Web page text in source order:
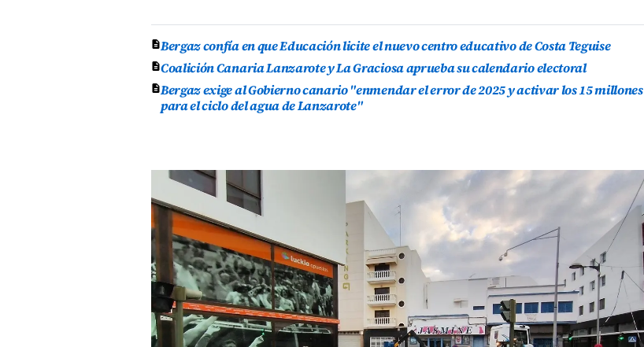
Bergaz confía en que Educación licite el nuevo centro educativo de Costa Teguise
Coalición Canaria Lanzarote y La Graciosa aprueba su calendario electoral
Bergaz exige al Gobierno canario "enmendar el error de 2025 y activar los 15 millones
para el ciclo del agua de Lanzarote"